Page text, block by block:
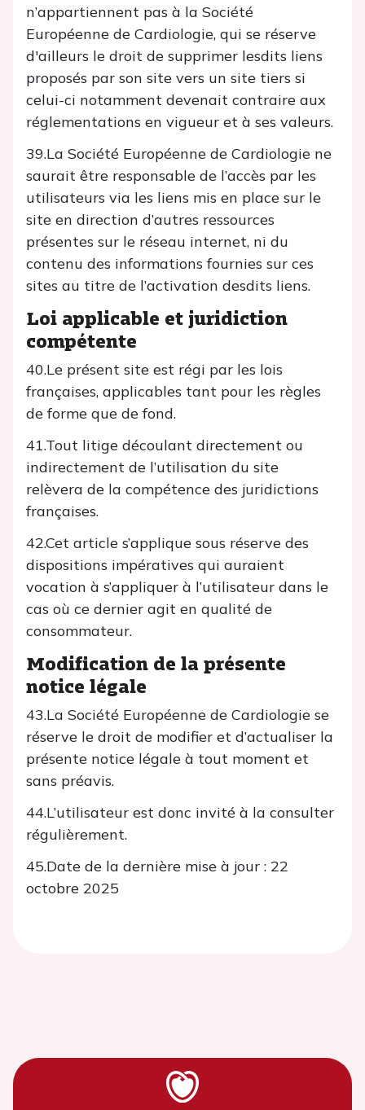
n’appartiennent pas à la Société
Européenne de Cardiologie, qui se réserve
d'ailleurs le droit de supprimer lesdits liens
proposés par son site vers un site tiers si
celui-ci notamment devenait contraire aux
réglementations en vigueur et à ses valeurs.
39.La Société Européenne de Cardiologie ne
saurait être responsable de l’accès par les
utilisateurs via les liens mis en place sur le
site en direction d’autres ressources
présentes sur le réseau internet, ni du
contenu des informations fournies sur ces
sites au titre de l’activation desdits liens.
Loi applicable et juridiction
compétente
40.Le présent site est régi par les lois
françaises, applicables tant pour les règles
de forme que de fond.
41.Tout litige découlant directement ou
indirectement de l’utilisation du site
relèvera de la compétence des juridictions
françaises.
42.Cet article s’applique sous réserve des
dispositions impératives qui auraient
vocation à s’appliquer à l’utilisateur dans le
cas où ce dernier agit en qualité de
consommateur.
Modification de la présente
notice légale
43.La Société Européenne de Cardiologie se
réserve le droit de modifier et d’actualiser la
présente notice légale à tout moment et
sans préavis.
44.L’utilisateur est donc invité à la consulter
régulièrement.
45.Date de la dernière mise à jour : 22
octobre 2025